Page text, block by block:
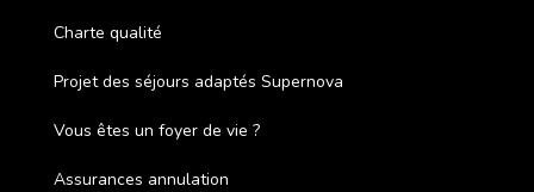
Charte qualité
Projet des séjours adaptés Supernova
Vous êtes un foyer de vie ?
Assurances annulation